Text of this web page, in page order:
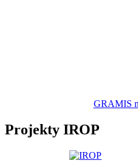
GRAMIS
Projekty IROP